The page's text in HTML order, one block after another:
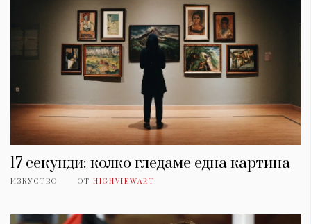
17 секунди: колко гледаме една картина
ИЗКУСТВО ОТ HIGHVIEWART